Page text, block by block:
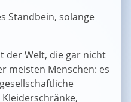
Standbein, solange
der Welt, die gar nicht
meisten Menschen: es